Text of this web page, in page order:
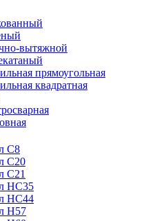
вытяжной
прямоугольная
квадратная
C8
C20
C21
HC35
HC44
H57